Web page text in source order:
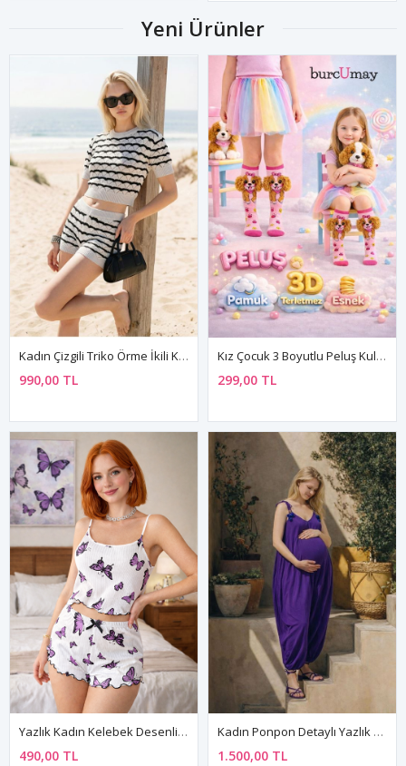
Yeni Ürünler
Kadın Çizgili Triko Örme İkili Kısa Şortlu Yazlık Takım - Mini Crop Bluz Plaj Tatil Kombini
990,00 TL
Kız Çocuk 3 Boyutlu Peluş Kulaklı Sevimli Köpek Desenli Dizaltı Pembe Çorap
299,00 TL
Yazlık Kadın Kelebek Desenli Şortlu Pijama Takımı İnce Askılı Kolsuz Rahat Kumaş
490,00 TL
Kadın Ponpon Detaylı Yazlık Pamuklu Viskon Mor Hamile Tulum Elbise
1.500,00 TL